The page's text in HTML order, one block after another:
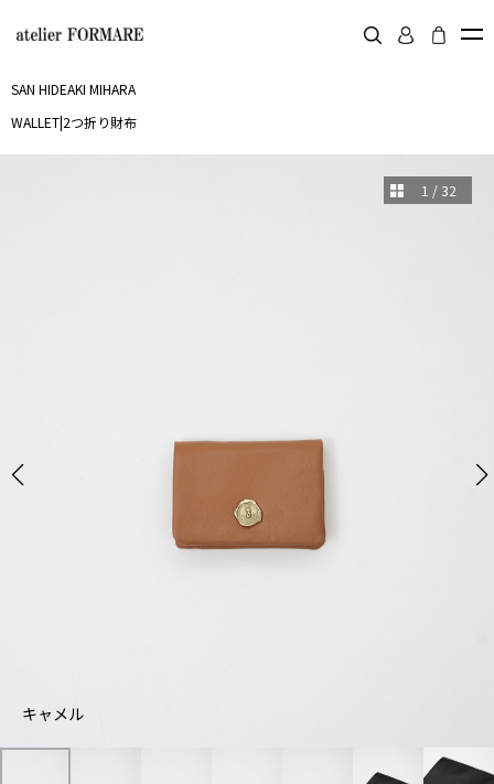
SAN HIDEAKI MIHARA
WALLET|2つ折り財布
1 / 32
キャメル
ブ